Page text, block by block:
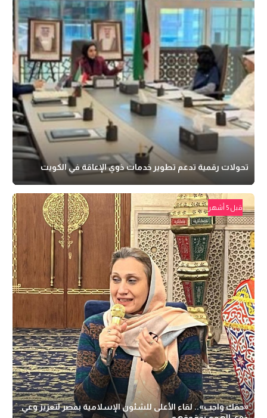
تحولات رقمية تدعم تطوير خدمات ذوي الإعاقة في الكويت
قبل 5 أشهر
«حقك واجب».. لقاء الأعلى للشئون الإسلامية بمصر لتعزيز وعي